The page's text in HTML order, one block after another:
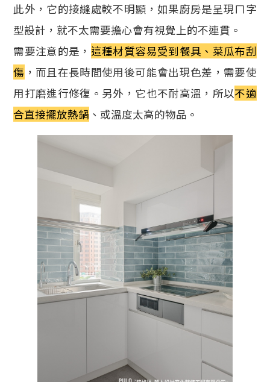
此外，它的接縫處較不明顯，如果廚房是呈現ㄇ字
型設計，就不太需要擔心會有視覺上的不連貫。
需要注意的是， 這種材質容易受到餐具、菜瓜布刮
傷 ，而且在長時間使用後可能會出現色差，需要使
用打磨進行修復。另外，它也不耐高溫，所以不適
合直接擺放熱鍋 、或溫度太高的物品。